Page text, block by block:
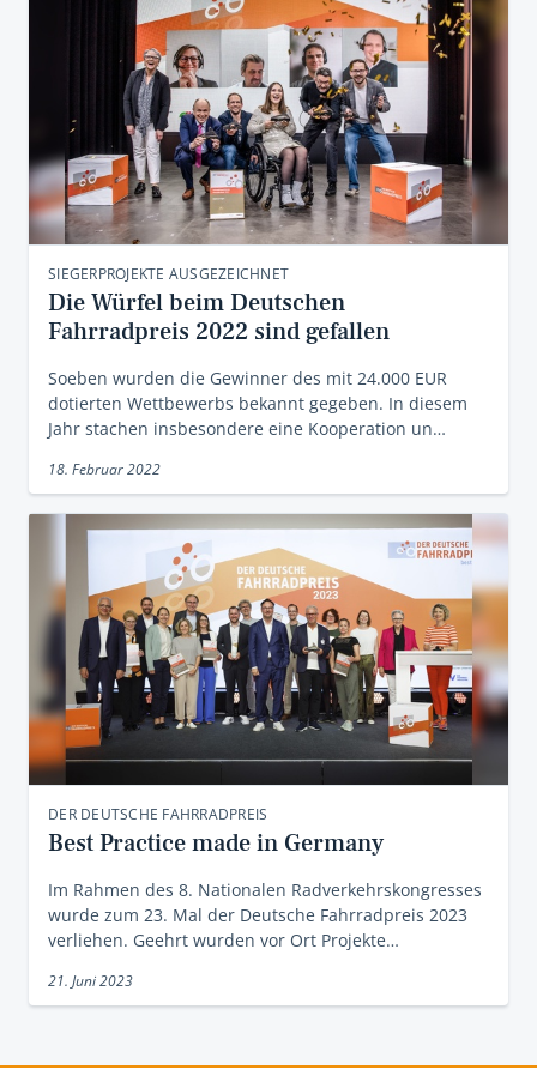
SIEGERPROJEKTE AUSGEZEICHNET
Die Würfel beim Deutschen
Fahrradpreis 2022 sind gefallen
Soeben wurden die Gewinner des mit 24.000 EUR
dotierten Wettbewerbs bekannt gegeben. In diesem
Jahr stachen insbesondere eine Kooperation un…
18. Februar 2022
DER DEUTSCHE FAHRRADPREIS
Best Practice made in Germany
Im Rahmen des 8. Nationalen Radverkehrskongresses
wurde zum 23. Mal der Deutsche Fahrradpreis 2023
verliehen. Geehrt wurden vor Ort Projekte…
21. Juni 2023